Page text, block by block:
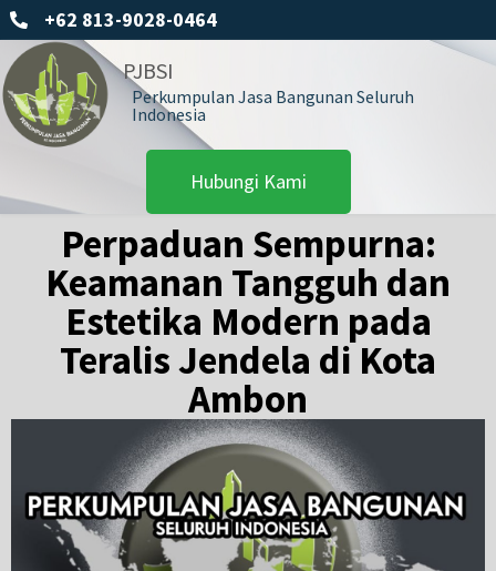
+62 813-9028-0464
PJBSI
Perkumpulan Jasa Bangunan Seluruh
Indonesia
Hubungi Kami
Perpaduan Sempurna:
Keamanan Tangguh dan
Estetika Modern pada
Teralis Jendela di Kota
Ambon